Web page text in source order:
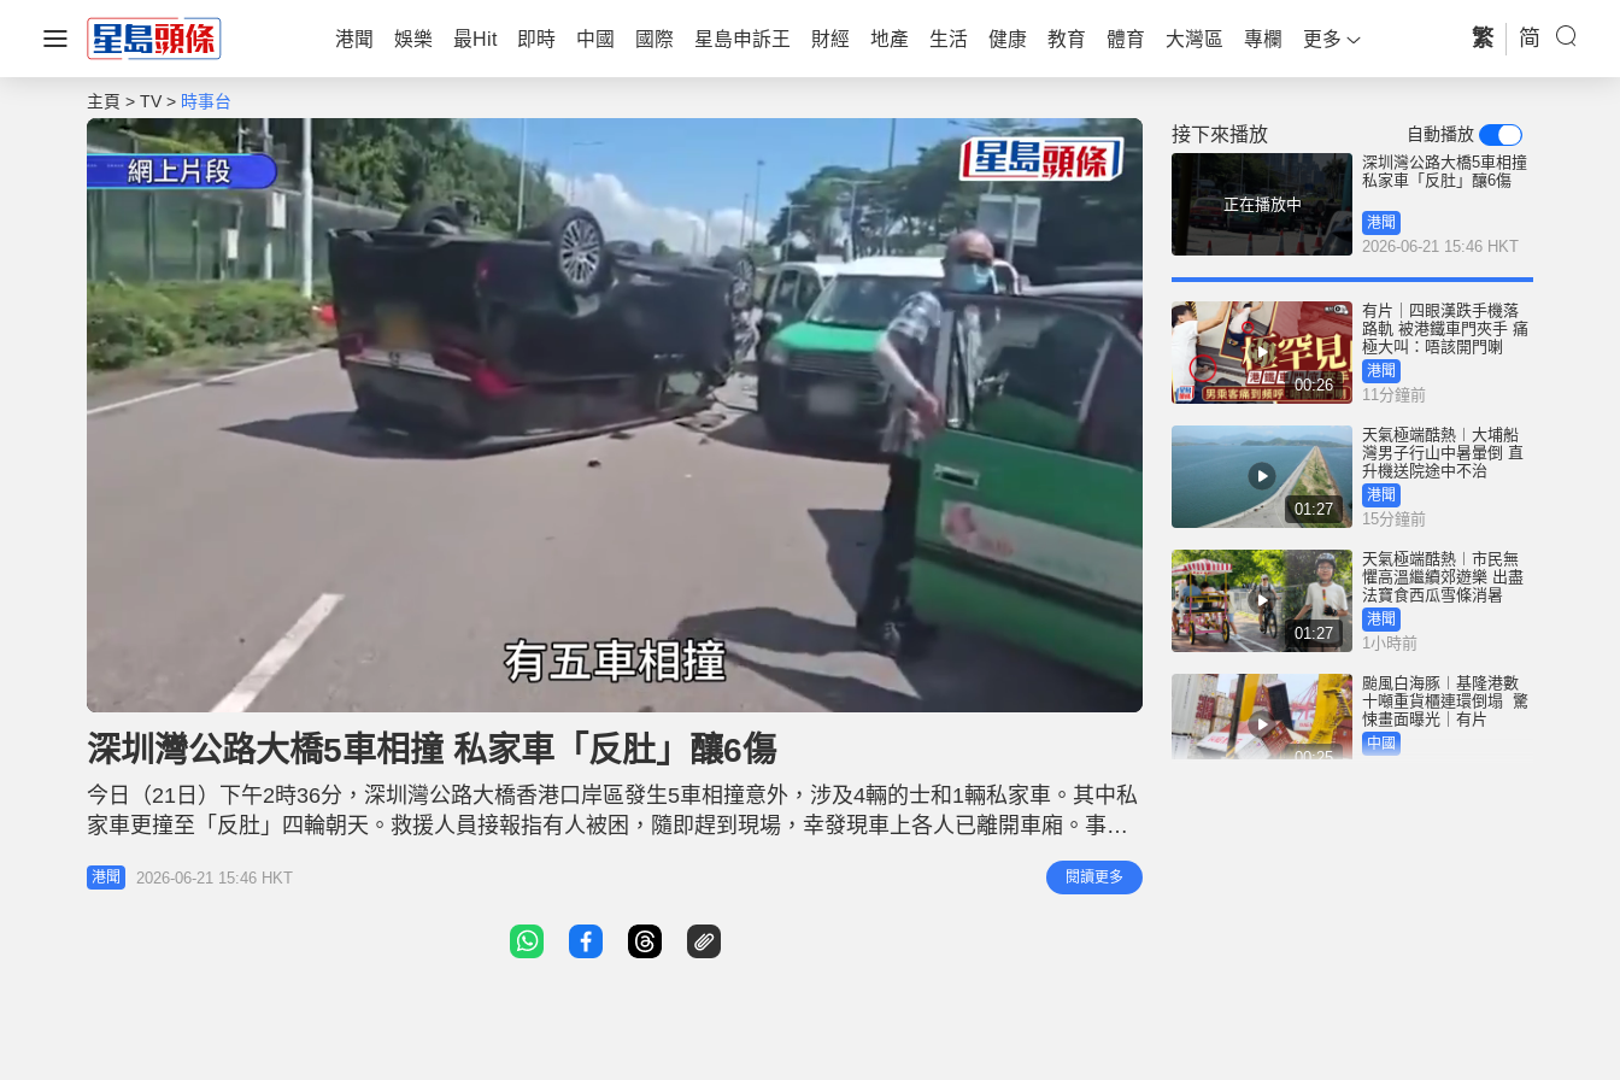
港聞 娛樂 最Hit 即時 中國 國際 星島申訴王 財經 地產 生活 健康 教育 體育 大灣區 專欄 更多 繁 简
主頁 TV 時事台
n
u
t
e
o
d
e
d
5
9
.
3
0
深圳灣公路大橋5車相撞 私家車「反肚」釀6傷
今日（21日）下午2時36分，深圳灣公路大橋香港口岸區發生5車相撞意外，涉及4輛的士和1輛私家車。其中私
家車更撞至「反肚」四輪朝天。救援人員接報指有人被困，隨即趕到現場，幸發現車上各人已離開車廂。事件
中共6人受傷，其中一人拒絕送院，另外5人送屯門醫院治理。 警方表示，事發時4部的士在上址懷疑因應前方
交通情況而停下，私家車司機沿深圳灣公路大橋往內地方向行駛，當駛至上址時私家車懷疑失控，釀成5車連環
港聞 2026-06-21 15:46 HKT 閱讀更多
接下來播放 自動播放
正在播放中
深圳灣公路大橋5車相撞
私家車「反肚」釀6傷
港聞
2026-06-21 15:46 HKT
00:26
有片｜四眼漢跌手機落
路軌 被港鐵車門夾手 痛
極大叫：唔該開門喇
港聞
11分鐘前
01:27
天氣極端酷熱︱大埔船
灣男子行山中暑暈倒 直
升機送院途中不治
港聞
15分鐘前
01:27
天氣極端酷熱︱市民無
懼高溫繼續郊遊樂 出盡
法寶食西瓜雪條消暑
港聞
1小時前
00:25
颱風白海豚︱基隆港數
十噸重貨櫃連環倒塌 驚
悚畫面曝光｜有片
中國